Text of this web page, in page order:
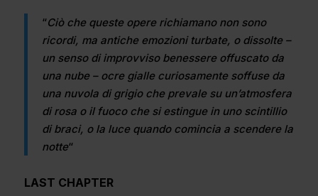
“Ciò che queste opere richiamano non sono
ricordi, ma antiche emozioni turbate, o dissolte –
un senso di improvviso benessere offuscato da
una nube – ocre gialle curiosamente soffuse da
una nuvola di grigio che prevale su un’atmosfera
di rosa o il fuoco che si estingue in uno scintillio
di braci, o la luce quando comincia a scendere la
notte“
LAST CHAPTER